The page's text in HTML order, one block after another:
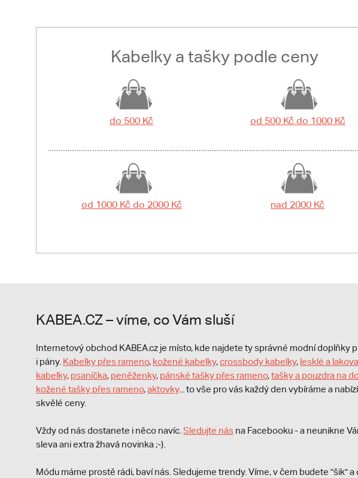
Kabelky a tašky podle ceny
do 500 Kč od 500 Kč do 1000 Kč
od 1000 Kč do 2000 Kč nad 2000 Kč
KABEA.CZ – víme, co Vám sluší
Internetový obchod KABEA.cz je místo, kde najdete ty správné modní doplňky
i pány. Kabelky přes rameno, kožené kabelky,crossbody kabelky, lesklé a
kabelky, psaníčka, peněženky, pánské tašky přes rameno,tašky a pouzdra na
kožené tašky přes rameno,aktovky... to vše pro vás každý den vybíráme a
skvělé ceny.
Vždy od nás dostanete i něco navíc. Sledujte nás na Facebooku - a neunikne
sleva ani extra žhavá novinka ;-).
Módu máme prostě rádi, baví nás. Sledujeme trendy. Víme, v čem budete "šik" a